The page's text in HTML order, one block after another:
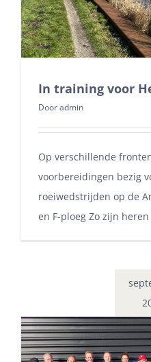
In training voor
Dooradmin
Op verschillende
voorbereidingen bezig
roeiwedstrijden op de
en F-ploeg Zo zijn